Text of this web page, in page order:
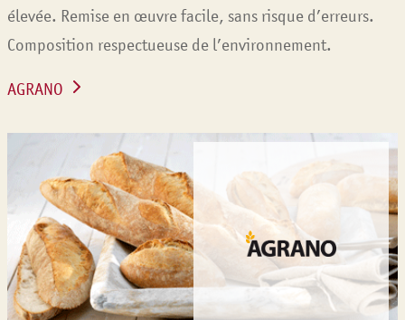
élevée. Remise en œuvre facile, sans risque d’erreurs.
Composition respectueuse de l’environnement.
AGRANO